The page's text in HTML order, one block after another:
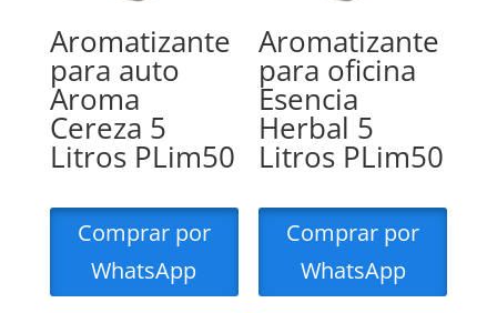
Aromatizante
para auto
Aroma
Cereza 5
Litros PLim50
Comprar por
WhatsApp
Aromatizante
para oficina
Esencia
Herbal 5
Litros PLim50
Comprar por
WhatsApp